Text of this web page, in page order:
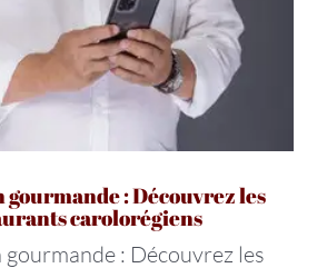
: Découvrez les
carolorégiens
: Découvrez les